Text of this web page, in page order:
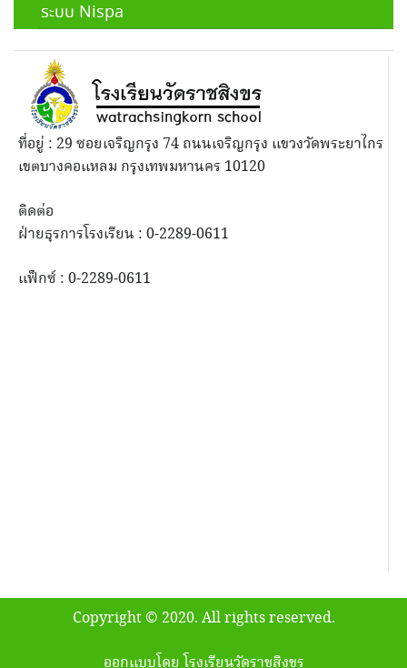
ระบบ Nispa
ที่อยู่ : 29 ซอยเจริญกรุง 74 ถนนเจริญกรุง แขวงวัดพระยาไกร
เขตบางคอแหลม กรุงเทพมหานคร 10120
ติดต่อ
ฝ่ายธุรการโรงเรียน : 0-2289-0611
แฟ็กซ์ : 0-2289-0611
Copyright © 2020. All rights reserved.
ออกแบบโดย โรงเรียนวัดราชสิงขร